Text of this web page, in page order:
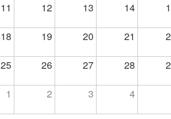
11 12 13 14
18 19 20 21
25 26 27 28
1 2 3 4